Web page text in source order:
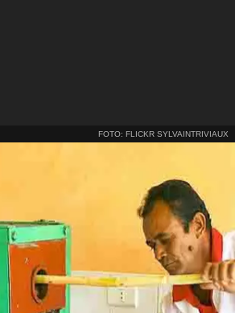
FOTO: FLICKR SYLVAINTRIVIAUX